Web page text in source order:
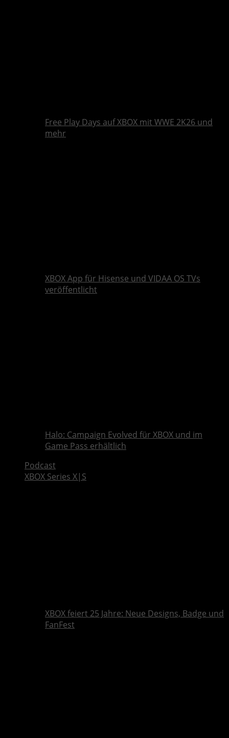
Free Play Days auf XBOX mit WWE 2K26 und
mehr
XBOX App für Hisense und VIDAA OS TVs
veröffentlicht
Halo: Campaign Evolved für XBOX und im
Game Pass erhältlich
Podcast
XBOX Series X|S
XBOX feiert 25 Jahre: Neue Designs, Badge und
FanFest